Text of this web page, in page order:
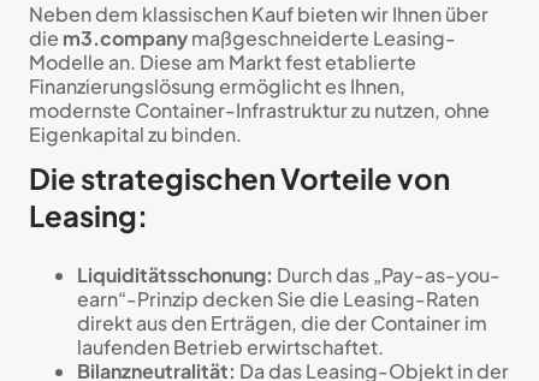
Neben dem klassischen Kauf bieten wir Ihnen über
die m3.companymaßgeschneiderte Leasing-
Modelle an. Diese am Markt fest etablierte
Finanzierungslösung ermöglicht es Ihnen,
modernste Container-Infrastruktur zu nutzen, ohne
Eigenkapital zu binden.
Die strategischen Vorteile von
Leasing:
Liquiditätsschonung: Durch das „Pay-as-you-
earn“-Prinzip decken Sie die Leasing-Raten
direkt aus den Erträgen, die der Container im
laufenden Betrieb erwirtschaftet.
Bilanzneutralität: Da das Leasing-Objekt in der